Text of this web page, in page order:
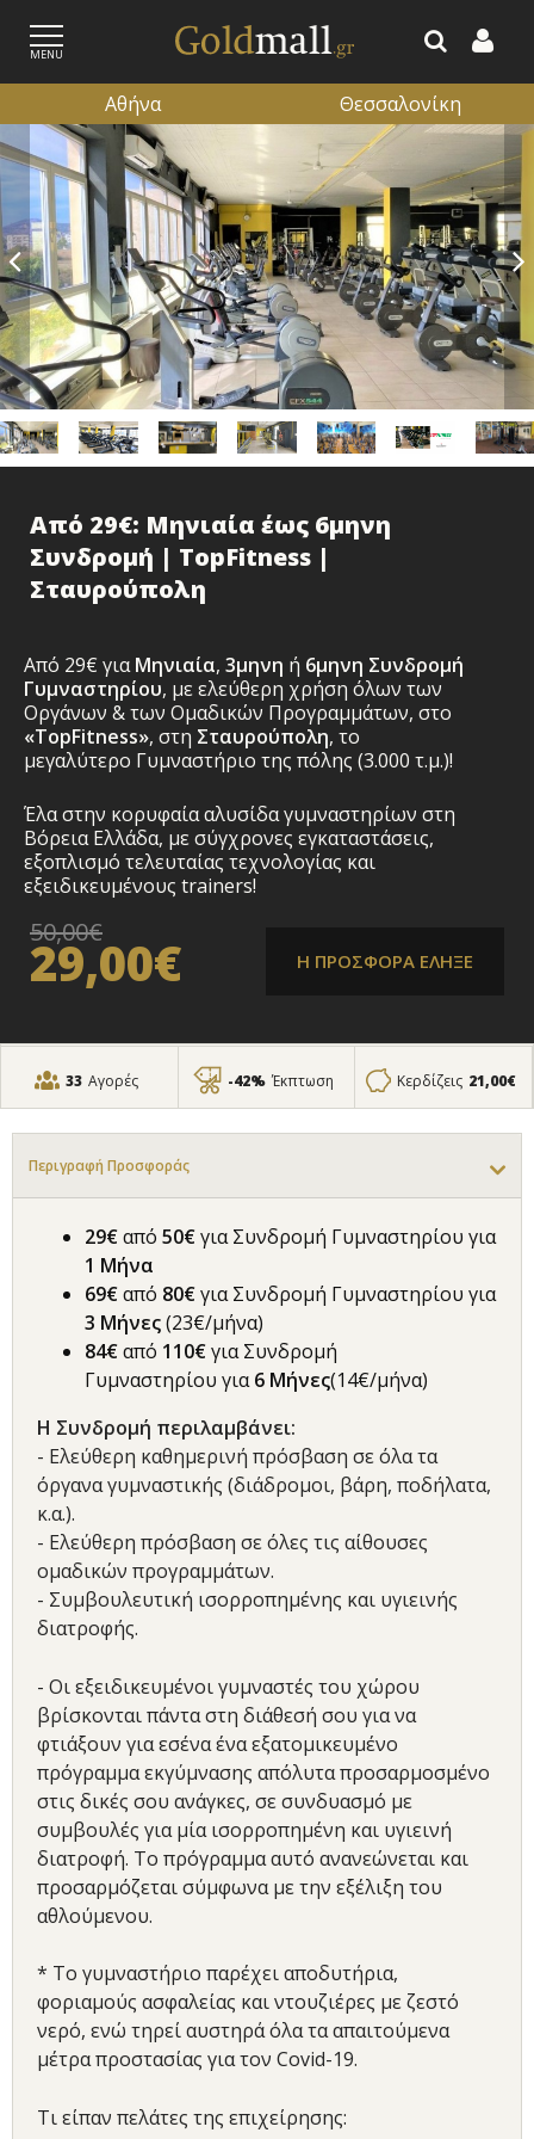
MENU
ΕΓΓΡΑΦΗ ΕΙΣΟΔΟΣ
Αθήνα Θεσσαλονίκη
Από 29€: Μηνιαία έως 6μηνη
Συνδρομή | TopFitness |
Σταυρούπολη
Από 29€ γιαΜηνιαία, 3μηνη ή 6μηνη Συνδρομή
Γυμναστηρίου, με ελεύθερη χρήση όλων των
Οργάνων & των Ομαδικών Προγραμμάτων, στο
«TopFitness», στη Σταυρούπολη, το
μεγαλύτερο Γυμναστήριο της πόλης (3.000 τ.μ.)!
Έλα στην κορυφαία αλυσίδα γυμναστηρίων στη
Βόρεια Ελλάδα, με σύγχρονες εγκαταστάσεις,
εξοπλισμό τελευταίας τεχνολογίας και
εξειδικευμένους trainers!
50,00€
29,00€ Η ΠΡΟΣΦΟΡΑ ΕΛΗΞΕ
33 Αγορές -42% Έκπτωση Κερδίζεις 21,00€
Περιγραφή Προσφοράς
29€από 50€για Συνδρομή Γυμναστηρίου για
1 Μήνα
69€από 80€για Συνδρομή Γυμναστηρίου για
3 Μήνες(23€/μήνα)
84€από 110€για Συνδρομή
Γυμναστηρίου για6 Μήνες(14€/μήνα)
Η Συνδρομή περιλαμβάνει:
- Ελεύθερη καθημερινή πρόσβαση σε όλα τα
όργανα γυμναστικής (διάδρομοι, βάρη, ποδήλατα,
κ.α.).
- Ελεύθερη πρόσβαση σε όλες τις αίθουσες
ομαδικών προγραμμάτων.
- Συμβουλευτική ισορροπημένης και υγιεινής
διατροφής.
- Οι εξειδικευμένοι γυμναστές του χώρου
βρίσκονται πάντα στη διάθεσή σου για να
φτιάξουν για εσένα ένα εξατομικευμένο
πρόγραμμα εκγύμνασης απόλυτα προσαρμοσμένο
στις δικές σου ανάγκες, σε συνδυασμό με
συμβουλές για μία ισορροπημένη και υγιεινή
διατροφή. Το πρόγραμμα αυτό ανανεώνεται και
προσαρμόζεται σύμφωνα με την εξέλιξη του
αθλούμενου.
* Το γυμναστήριο παρέχει αποδυτήρια,
φοριαμούς ασφαλείας και ντουζιέρες με ζεστό
νερό, ενώ τηρεί αυστηρά όλα τα απαιτούμενα
μέτρα προστασίας για τον Covid-19.
Τι είπαν πελάτες της επιχείρησης: